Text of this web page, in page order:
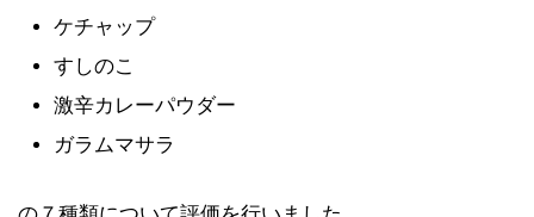
ケチャップ
すしのこ
激辛カレーパウダー
ガラムマサラ